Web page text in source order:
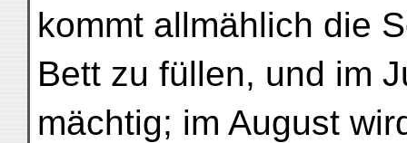
kommt allmählich die
Bett zu füllen, und im
mächtig; im August